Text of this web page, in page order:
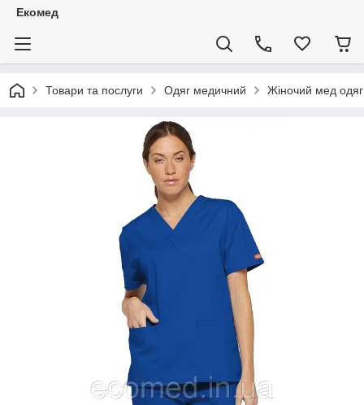
Екомед
Товари та послуги Одяг медичний Жіночий мед одяг